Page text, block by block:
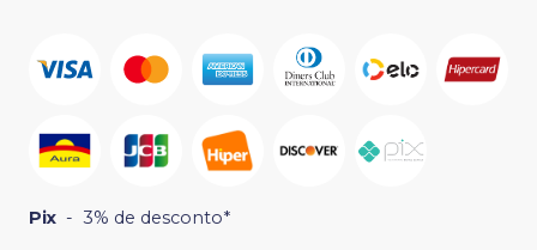
Pix - 3% de desconto*